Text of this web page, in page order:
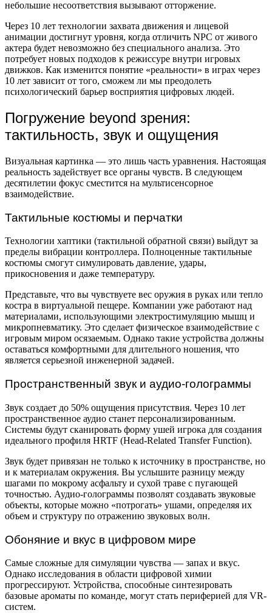
небольшие несоответствия вызывают отторжение.
Через 10 лет технологии захвата движения и лицевой
анимации достигнут уровня, когда отличить NPC от живого
актера будет невозможно без специального анализа. Это
потребует новых подходов к режиссуре внутри игровых
движков. Как изменится понятие «реальности» в играх через
10 лет зависит от того, сможем ли мы преодолеть
психологический барьер восприятия цифровых людей.
Погружение beyond зрения:
тактильность, звук и ощущения
Визуальная картинка — это лишь часть уравнения. Настоящая
реальность задействует все органы чувств. В следующем
десятилетии фокус сместится на мультисенсорное
взаимодействие.
Тактильные костюмы и перчатки
Технологии хаптики (тактильной обратной связи) выйдут за
пределы вибрации контроллера. Полноценные тактильные
костюмы смогут симулировать давление, удары,
прикосновения и даже температуру.
Представьте, что вы чувствуете вес оружия в руках или тепло
костра в виртуальной пещере. Компании уже работают над
материалами, использующими электростимуляцию мышц и
микропневматику. Это сделает физическое взаимодействие с
игровым миром осязаемым. Однако такие устройства должны
оставаться комфортными для длительного ношения, что
является серьезной инженерной задачей.
Пространственный звук и аудио-голограммы
Звук создает до 50% ощущения присутствия. Через 10 лет
пространственное аудио станет персонализированным.
Системы будут сканировать форму ушей игрока для создания
идеального профиля HRTF (Head-Related Transfer Function).
Звук будет привязан не только к источнику в пространстве, но
и к материалам окружения. Вы услышите разницу между
шагами по мокрому асфальту и сухой траве с пугающей
точностью. Аудио-голограммы позволят создавать звуковые
объекты, которые можно «потрогать» ушами, определяя их
объем и структуру по отражению звуковых волн.
Обоняние и вкус в цифровом мире
Самые сложные для симуляции чувства — запах и вкус.
Однако исследования в области цифровой химии
прогрессируют. Устройства, способные синтезировать
базовые ароматы по команде, могут стать периферией для VR-
систем.